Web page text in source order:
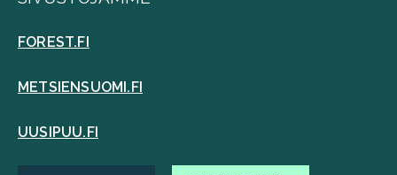
FOREST.FI
METSIENSUOMI.FI
UUSIPUU.FI